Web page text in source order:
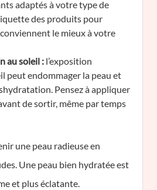
adaptés à votre type de
des produits pour
le mieux à votre
au soleil : l’exposition
peut endommager la peau et
Pensez à appliquer
de sortir, même par temps
une peau radieuse en
Une peau bien hydratée est
et plus éclatante.